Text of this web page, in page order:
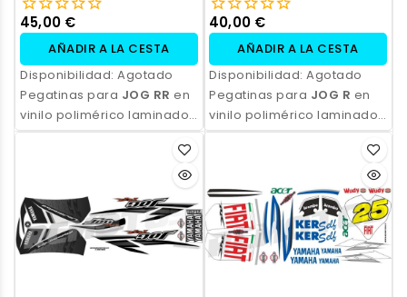
45,00 €
AÑADIR A LA CESTA
Disponibilidad: Agotado
Pegatinas para JOG RR en
vinilo polimérico laminado,
impresas con tinta
profesional y opción de
personalización.
40,00 €
AÑADIR A LA CESTA
Disponibilidad: Agotado
Pegatinas para JOG R en
vinilo polimérico laminado,
impresas con tinta
profesional y opción de
personalización.